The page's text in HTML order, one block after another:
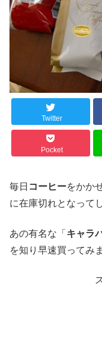
Twitter
Pocket
毎日 コーヒーをかか
に在庫切れとなって
あの有名な「 キャラ
を知り早速買ってみ